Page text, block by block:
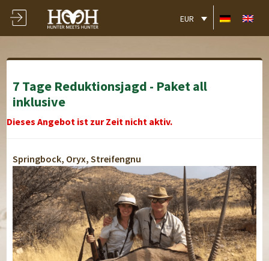
EUR
7 Tage Reduktionsjagd - Paket all
inklusive
Dieses Angebot ist zur Zeit nicht aktiv.
Springbock, Oryx, Streifengnu